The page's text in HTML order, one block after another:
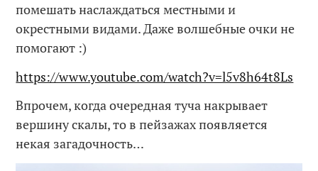
помешать наслаждаться местными и
окрестными видами. Даже волшебные очки не
помогают :)
https://www.youtube.com/watch?v=l5v8h64t8Ls
Впрочем, когда очередная туча накрывает
вершину скалы, то в пейзажах появляется
некая загадочность…